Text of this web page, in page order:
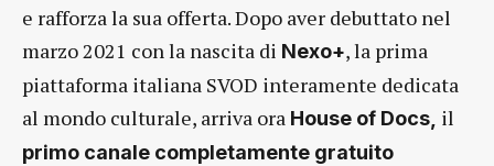
e rafforza la sua offerta. Dopo aver debuttato nel
marzo 2021 con la nascita di Nexo+, la prima
piattaforma italiana SVOD interamente dedicata
al mondo culturale, arriva ora House of Docs, il
primo canale completamente gratuito